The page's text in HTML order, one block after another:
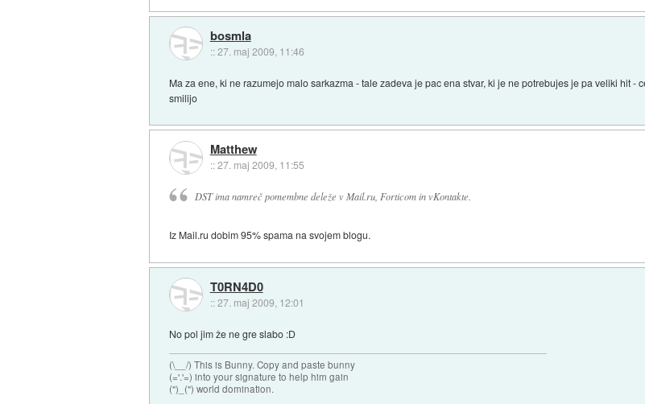
bosmla
::27. maj 2009, 11:46
Ma za ene, ki ne razumejo malo sarkazma - tale zadeva je pac ena stvar, ki je ne potrebujes je pa veliki hit
smilijo
Matthew
::27. maj 2009, 11:55
DST ima namreč pomembne deleže v Mail.ru, Forticom in vKontakte.
Iz Mail.ru dobim 95% spama na svojem blogu.
T0RN4D0
::27. maj 2009, 12:01
No pol jim že ne gre slabo :D
(\__/) This is Bunny. Copy and paste bunny
(='.'=) into your signature to help him gain
(")_(") world domination.